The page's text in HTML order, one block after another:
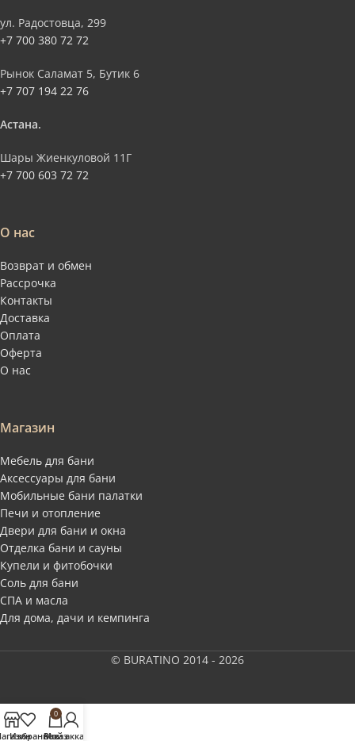
ул. Радостовца, 299
+7 700 380 72 72
Рынок Саламат 5, Бутик 6
+7 707 194 22 76
Астана.
Шары Жиенкуловой 11Г
+7 700 603 72 72
О нас
Возврат и обмен
Рассрочка
Контакты
Доставка
Оплата
Оферта
О нас
Магазин
Мебель для бани
Аксессуары для бани
Мобильные бани палатки
Печи и отопление
Двери для бани и окна
Отделка бани и сауны
Купели и фитобочки
Соль для бани
СПА и масла
Для дома, дачи и кемпинга
© BURATINO 2014 - 2026
Избранное
0
Заказ
Мой аккаунт